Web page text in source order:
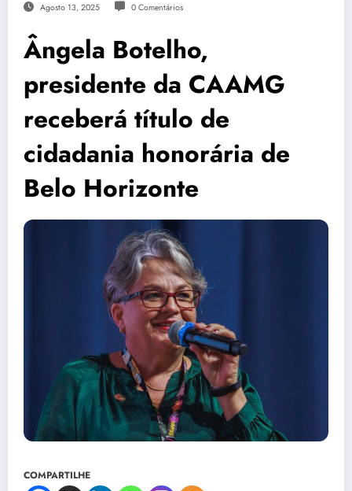
Agosto 13, 2025 0 Comentários
Ângela Botelho,
presidente da CAAMG
receberá título de
cidadania honorária de
Belo Horizonte
COMPARTILHE